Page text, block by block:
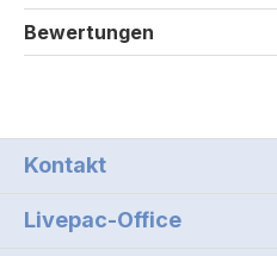
Bewertungen
Kontakt
Livepac-Office